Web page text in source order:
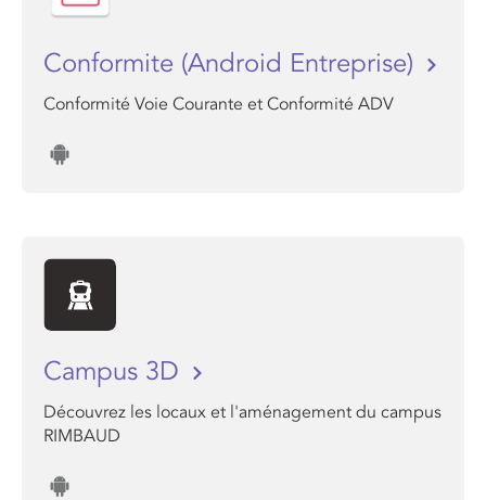
Conformite (Android Entreprise)
Conformité Voie Courante et Conformité ADV
Campus 3D
Découvrez les locaux et l'aménagement du campus
RIMBAUD